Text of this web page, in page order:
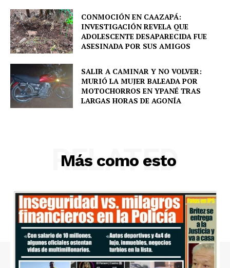
CONMOCIÓN EN CAAZAPÁ:
INVESTIGACIÓN REVELA QUE
ADOLESCENTE DESAPARECIDA FUE
ASESINADA POR SUS AMIGOS
SALIR A CAMINAR Y NO VOLVER:
MURIÓ LA MUJER BALEADA POR
MOTOCHORROS EN YPANÉ TRAS
LARGAS HORAS DE AGONÍA
Más como esto
RELATED